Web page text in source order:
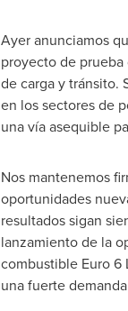
Ayer anunciamos
proyecto de
de carga y tránsito.
en los sectores de
una vía asequible
Nos mantenemos
oportunidades
resultados sigan
lanzamiento de la
combustible Euro 6
una fuerte